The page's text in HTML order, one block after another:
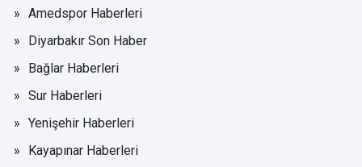
Amedspor Haberleri
Diyarbakır Son Haber
Bağlar Haberleri
Sur Haberleri
Yenişehir Haberleri
Kayapınar Haberleri